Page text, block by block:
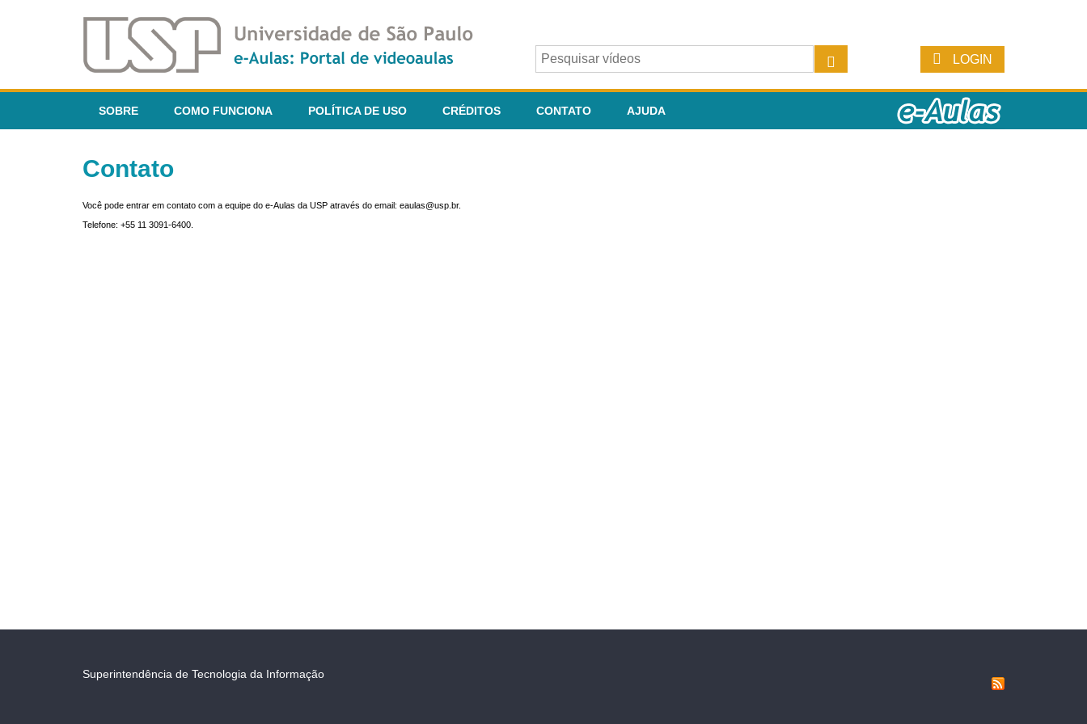
LOGIN
SOBRE COMO FUNCIONA POLÍTICA DE USO CRÉDITOS CONTATO AJUDA
Contato
Você pode entrar em contato com a equipe do e-Aulas da USP através do email: eaulas@usp.br.
Telefone: +55 11 3091-6400.
Superintendência de Tecnologia da Informação